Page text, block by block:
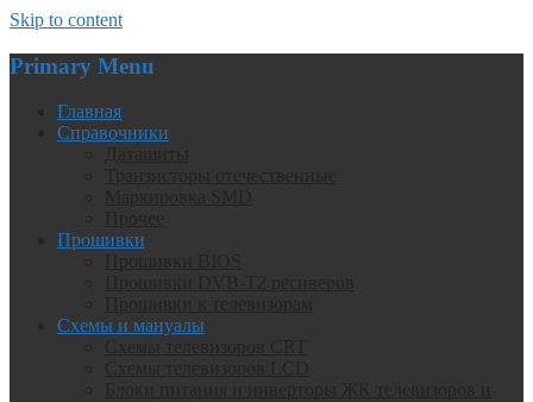
Skip to content
Primary Menu
Главная
Справочники
Прошивки
Схемы и мануалы